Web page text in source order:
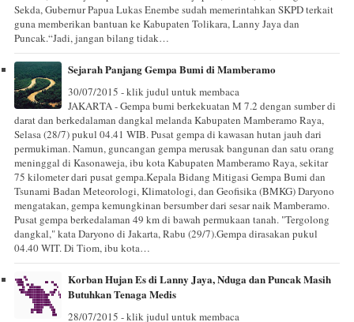
Sekda, Gubernur Papua Lukas Enembe sudah memerintahkan SKPD terkait
guna memberikan bantuan ke Kabupaten Tolikara, Lanny Jaya dan
Puncak.“Jadi, jangan bilang tidak…
Sejarah Panjang Gempa Bumi di Mamberamo
30/07/2015 - klik judul untuk membaca
JAKARTA - Gempa bumi berkekuatan M 7.2 dengan sumber di
darat dan berkedalaman dangkal melanda Kabupaten Mamberamo Raya,
Selasa (28/7) pukul 04.41 WIB. Pusat gempa di kawasan hutan jauh dari
permukiman. Namun, guncangan gempa merusak bangunan dan satu orang
meninggal di Kasonaweja, ibu kota Kabupaten Mamberamo Raya, sekitar
75 kilometer dari pusat gempa.Kepala Bidang Mitigasi Gempa Bumi dan
Tsunami Badan Meteorologi, Klimatologi, dan Geofisika (BMKG) Daryono
mengatakan, gempa kemungkinan bersumber dari sesar naik Mamberamo.
Pusat gempa berkedalaman 49 km di bawah permukaan tanah. "Tergolong
dangkal," kata Daryono di Jakarta, Rabu (29/7).Gempa dirasakan pukul
04.40 WIT. Di Tiom, ibu kota…
Korban Hujan Es di Lanny Jaya, Nduga dan Puncak Masih
Butuhkan Tenaga Medis
28/07/2015 - klik judul untuk membaca